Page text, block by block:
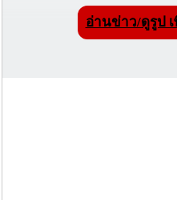
อ่านข่าว/ดูรูป